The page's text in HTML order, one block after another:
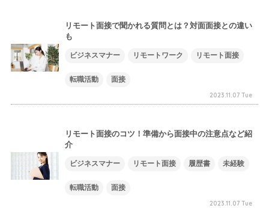
リモート面接で聞かれる質問とは？対面面接との違い
も
ビジネスマナー リモートワーク リモート面接
転職活動 面接
2023.11.07 Tue
リモート面接のコツ！準備から面接中の注意点など紹
介
ビジネスマナー リモート面接 履歴書 未経験
転職活動 面接
2023.11.07 Tue